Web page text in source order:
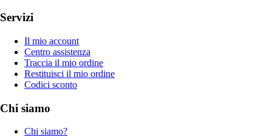
Servizi
Il mio account
Centro assistenza
Traccia il mio ordine
Restituisci il mio ordine
Codici sconto
Chi siamo
Chi siamo?